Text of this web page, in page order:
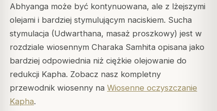
Abhyanga może być kontynuowana, ale z lżejszymi
olejami i bardziej stymulującym naciskiem. Sucha
stymulacja (Udwarthana, masaż proszkowy) jest w
rozdziale wiosennym Charaka Samhita opisana jako
bardziej odpowiednia niż ciężkie olejowanie do
redukcji Kapha. Zobacz nasz kompletny
przewodnik wiosenny na Wiosenne oczyszczanie
Kapha.